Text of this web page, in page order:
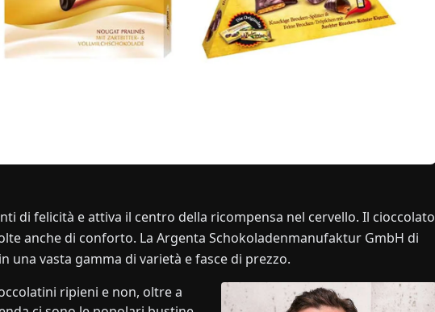
di felicità e attiva il centro della ricompensa nel cervello. Il cioccolato
anche di conforto. La Argenta Schokoladenmanufaktur GmbH di
una vasta gamma di varietà e fasce di prezzo.
ripieni e non, oltre a